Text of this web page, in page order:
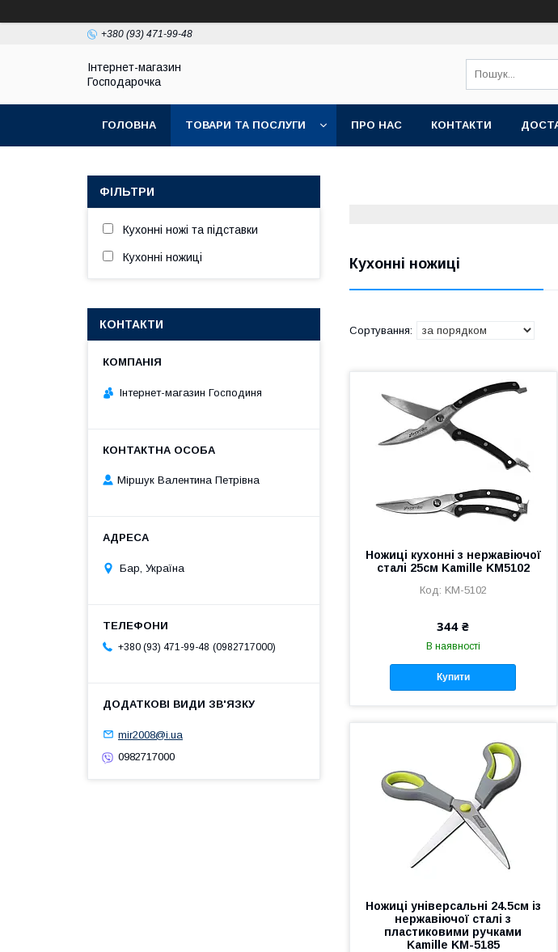
+380 (93) 471-99-48
Інтернет-магазин
Господарочка
ГОЛОВНА ТОВАРИ ТА ПОСЛУГИ ПРО НАС КОНТАКТИ
Кухонні ножиці
Ножиці кухонні з нержавіючої
сталі 25см Kamille KM5102
KM-5102
344 ₴
В наявності
Купити
Ножиці універсальні 24.5см із
нержавіючої сталі з
пластиковими ручками
Kamille KM-5185
ФІЛЬТРИ
Кухонні ножі та підставки
Кухонні ножиці
КОНТАКТИ
Інтернет-магазин Господиня
Міршук Валентина Петрівна
Бар, Україна
+380 (93) 471-99-48 0982717000
mir2008@i.ua
0982717000